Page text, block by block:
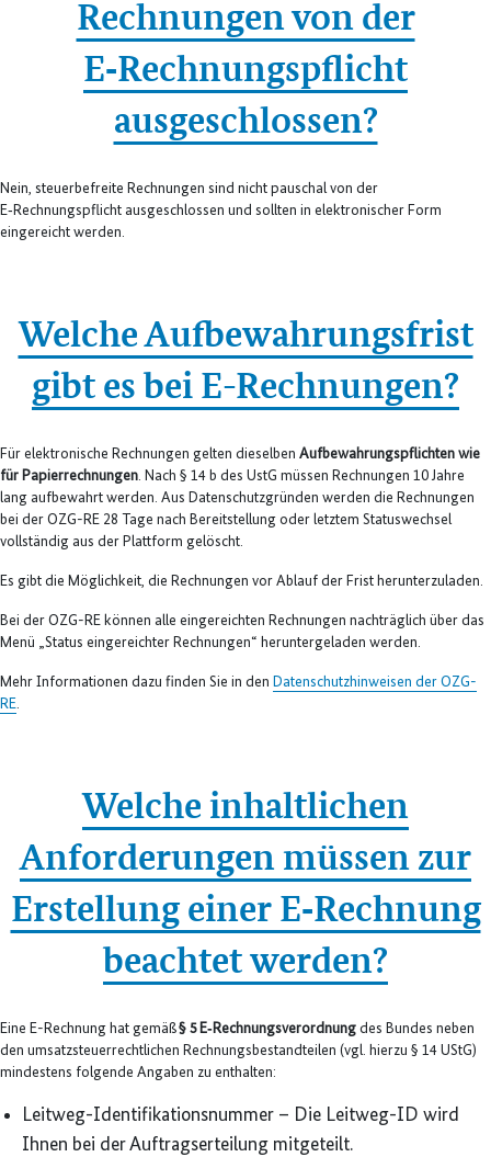
Rechnungen von der
E‑Rechnungspflicht
ausgeschlossen?
Nein, steuerbefreite Rechnungen sind nicht pauschal von der
E‑Rechnungspflicht ausgeschlossen und sollten in elektronischer Form
eingereicht werden.
Welche Aufbewahrungsfrist
gibt es bei E-Rechnungen?
Für elektronische Rechnungen gelten dieselben Aufbewahrungspflichten wie
für Papierrechnungen. Nach § 14 b des UstG müssen Rechnungen 10 Jahre
lang aufbewahrt werden. Aus Datenschutzgründen werden die Rechnungen
bei der OZG-RE 28 Tage nach Bereitstellung oder letztem Statuswechsel
vollständig aus der Plattform gelöscht.
Es gibt die Möglichkeit, die Rechnungen vor Ablauf der Frist herunterzuladen.
Bei der OZG-RE können alle eingereichten Rechnungen nachträglich über das
Menü „Status eingereichter Rechnungen“ heruntergeladen werden.
Mehr Informationen dazu finden Sie in den Datenschutzhinweisen der OZG-
RE.
Welche inhaltlichen
Anforderungen müssen zur
Erstellung einer E‑Rechnung
beachtet werden?
Eine E-Rechnung hat gemäß§ 5 E‑Rechnungsverordnung des Bundes neben
den umsatzsteuerrechtlichen Rechnungsbestandteilen (vgl. hierzu § 14 UStG)
mindestens folgende Angaben zu enthalten:
Leitweg-Identifikationsnummer – Die Leitweg-ID wird
Ihnen bei der Auftragserteilung mitgeteilt.